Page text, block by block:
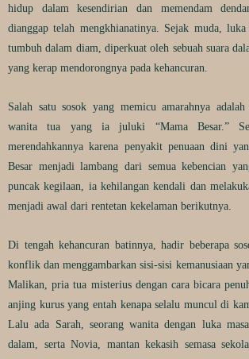
hidup dalam kesendirian dan memendam
dianggap telah mengkhianatinya. Sejak muda,
tumbuh dalam diam, diperkuat oleh sebuah suara
yang kerap mendorongnya pada kehancuran.
Salah satu sosok yang memicu amarahnya adalah
wanita tua yang ia juluki “Mama Besar.”
merendahkannya karena penyakit penuaan dini
Besar menjadi lambang dari semua kebencian
puncak kegilaan, ia kehilangan kendali dan
menjadi awal dari rentetan kekelaman berikutnya.
Di tengah kehancuran batinnya, hadir beberapa
konflik dan menggambarkan sisi-sisi kemanusiaan
Malikan, pria tua misterius dengan cara bicara
anjing kurus yang entah kenapa selalu muncul di
Lalu ada Sarah, seorang wanita dengan luka
dalam, serta Novia, mantan kekasih semasa